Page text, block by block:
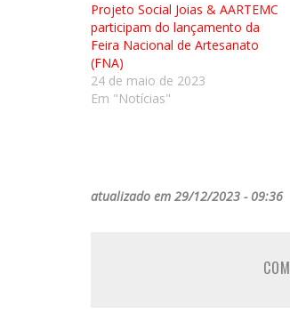
Projeto Social Joias & AARTEMC
participam do lançamento da
Feira Nacional de Artesanato
(FNA)
24 de maio de 2023
Em "Notícias"
atualizado em 29/12/2023 - 09:36